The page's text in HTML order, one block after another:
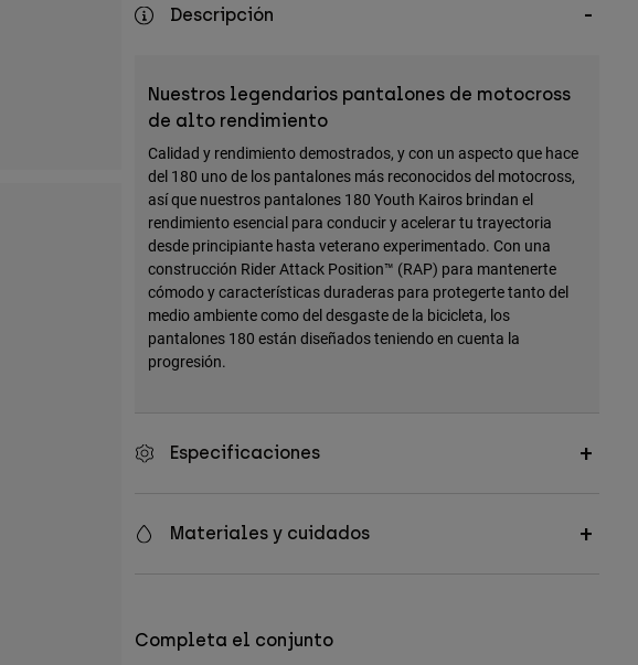
Descripción
Nuestros legendarios pantalones de motocross
de alto rendimiento
Calidad y rendimiento demostrados, y con un aspecto que hace
del 180 uno de los pantalones más reconocidos del motocross,
así que nuestros pantalones 180 Youth Kairos brindan el
rendimiento esencial para conducir y acelerar tu trayectoria
desde principiante hasta veterano experimentado. Con una
construcción Rider Attack Position™ (RAP) para mantenerte
cómodo y características duraderas para protegerte tanto del
medio ambiente como del desgaste de la bicicleta, los
pantalones 180 están diseñados teniendo en cuenta la
progresión.
Especificaciones
Materiales y cuidados
Completa el conjunto